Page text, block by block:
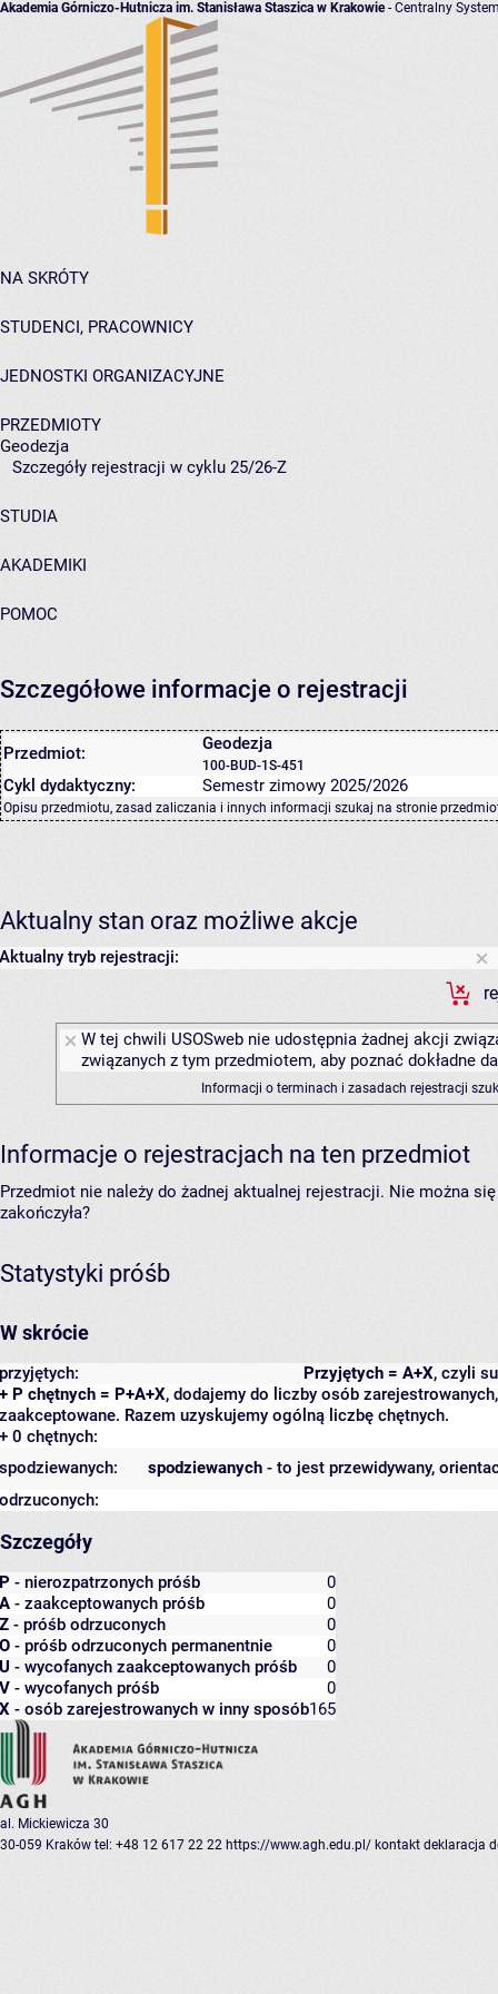
Akademia Górniczo-Hutnicza im. Stanisława Staszica w Krakowie- Centralny
NA SKRÓTY
STUDENCI, PRACOWNICY
JEDNOSTKI ORGANIZACYJNE
PRZEDMIOTY
Geodezja
Szczegóły rejestracji w cyklu 25/26-Z
STUDIA
AKADEMIKI
POMOC
Szczegółowe informacje o rejestracji
Przedmiot: Geodezja
100-BUD-1S-451
Cykl dydaktyczny: Semestr zimowy 2025/2026
Opisu przedmiotu, zasad zaliczania i innych informacji szukaj na stronie
Aktualny stan oraz możliwe akcje
Aktualny tryb rejestracji:
W tej chwili USOSweb nie udostępnia żadnej akcji
związanych z tym przedmiotem, aby poznać dokładne
Informacji o terminach i zasadach rejestracji
Informacje o rejestracjach na ten przedmiot
Przedmiot nie należy do żadnej aktualnej rejestracji. Nie można
zakończyła?
Statystyki próśb
W skrócie
Przyjętych = A+X, czyli
przyjętych:
+ P chętnych = P+A+X, dodajemy do liczby osób
zaakceptowane. Razem uzyskujemy ogólną liczbę chętnych.
+ 0 chętnych:
spodziewanych - to jest przewidywany,
spodziewanych:
odrzuconych:
Szczegóły
P - nierozpatrzonych próśb
0
A - zaakceptowanych próśb
0
Z - próśb odrzuconych
0
O - próśb odrzuconych permanentnie
0
U - wycofanych zaakceptowanych próśb
0
V - wycofanych próśb
0
X - osób zarejestrowanych w inny sposób165
al. Mickiewicza 30
30-059 Kraków tel: +48 12 617 22 22 https://www.agh.edu.pl/ kontakt deklaracja